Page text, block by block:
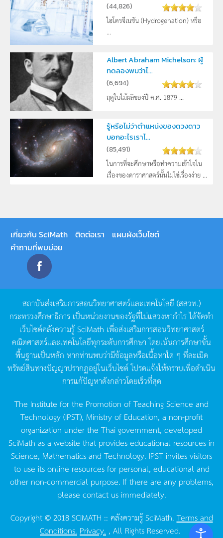
(44,826)
ไฮโดรจีเนชัน (Hydrogenation) หรือ
...
Albert Abraham Michelson: ผู้
ทดลองพบว่าไ...
(6,694)
ฤดูใบไม้ผลิของปี ค.ศ. 1879 ...
รู้หรือไม่ว่าตำแหน่งของดวงดาว
บอกอะไรเราไ...
(85,491)
ในการที่จะศึกษาหรือทำความเข้าใจใน
เรื่องของดาราศาสตร์นั้นไม่ใช่เรื่องง่าย ...
เกี่ยวกับ SciMath ติดต่อเรา
แผนผังเว็บไซต์
คำถามที่พบบ่อย
สถาบันส่งเสริมการสอนวิทยาศาสตร์และเทคโนโลยี (สสวท.)
กระทรวงศึกษาธิการ เป็นหน่วยงานของรัฐที่ไม่แสวงหากำไรได้จัดทำ
เว็บไซต์คลังความรู้SciMath เพื่อส่งเสริมการสอนวิทยาศาสตร์
คณิตศาสตร์และเทคโนโลยีทุกระดับการศึกษา โดยเน้นการศึกษาขั้น
พื้นฐานเป็นหลัก หากท่านพบว่ามีข้อมูลหรือเนื้อหาใด ๆ ที่ละเมิด
ทรัพย์สินทางปัญญาปรากฏอยู่ในเว็บไซต์โปรดแจ้งให้ทราบเพื่อดำเนิน
การแก้ปัญหาดังกล่าวโดยเร็วที่สุด
The Institute for the Promotion of Teaching Science and
Technology (IPST), Ministry of Education, a non-profit
organization under the Thai government, developed
SciMath as a website that provides educational resources in
Science, Mathematics and Technology. IPST invites visitors
to use its online resources for personal, educational and
other non-commercial purpose. If there are any problems,
please contact us immediately.
Copyright © 2018 SCIMATH :: คลังความรู้ SciMath.Terms and
Conditions. Privacy. , All Rights Reserved.